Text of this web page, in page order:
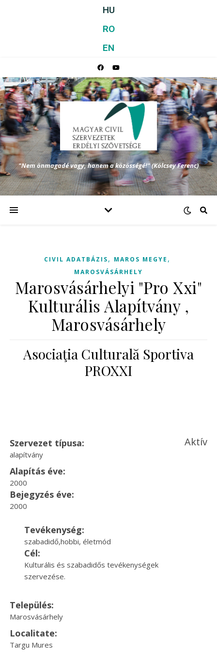
HU
RO
EN
"Nem önmagadé vagy, hanem a közösségé!" (Kölcsey Ferenc)
CIVIL ADATBÁZIS, MAROS MEGYE ,
MAROSVÁSÁRHELY
Marosvásárhelyi "Pro Xxi"
Kulturális Alapítvány ,
Marosvásárhely
Asociaţia Culturală Sportiva
PROXXI
Szervezet típusa:
alapítvány
Aktív
Alapítás éve:
2000
Bejegyzés éve:
2000
Tevékenység:
szabadidő,hobbi, életmód
Cél:
Kulturális és szabadidős tevékenységek
szervezése.
Település:
Marosvásárhely
Localitate:
Targu Mures